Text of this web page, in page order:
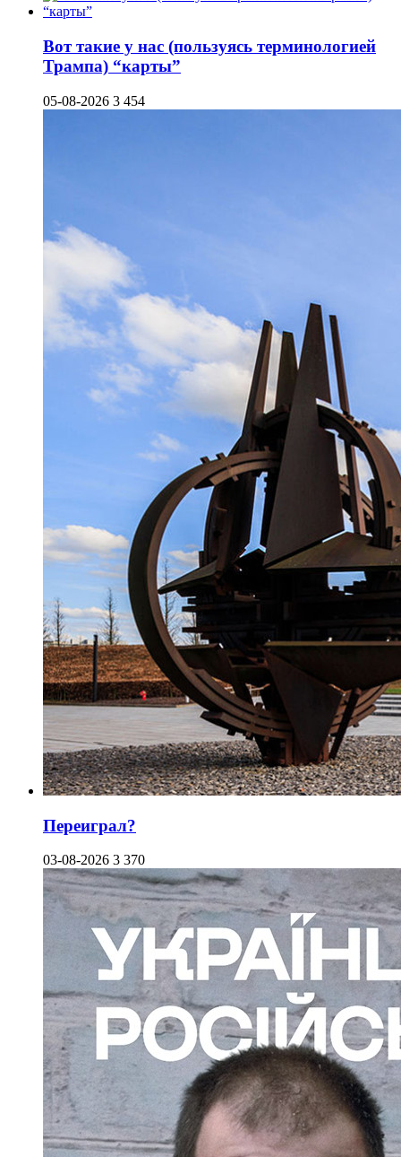
Вот такие у нас (пользуясь терминологией
Трампа) “карты”
05-08-2026 3 454
Переиграл?
03-08-2026 3 370